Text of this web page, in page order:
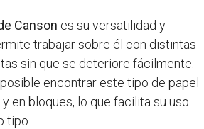
Canson es su versatilidad y
trabajar sobre él con distintas
sin que se deteriore fácilmente.
encontrar este tipo de papel
en bloques, lo que facilita su uso
tipo.